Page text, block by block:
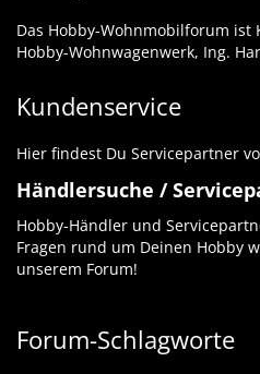
Das Hobby-Wohnmobilforum ist
Hobby-Wohnwagenwerk, Ing.
Kundenservice
Hier findest Du Servicepartner
Händlersuche /
Hobby-Händler und
Fragen rund um Deinen Hobby
unserem Forum!
Forum-Schlagworte